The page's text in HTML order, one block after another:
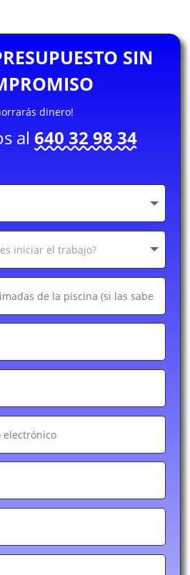
SIN
dinero!
al640 32 98 34